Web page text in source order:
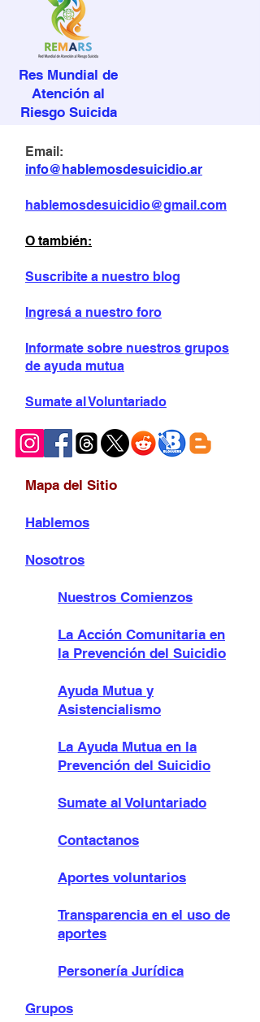
Res Mundial de
Atención al
Riesgo Suicida
Email:
info@hablemosdesuicidio.ar
hablemosdesuicidio@gmail.com
O también:
Suscribite a nuestro blog
Ingresá a nuestro foro
Informate sobre nuestros grupos
de ayuda mutua
Sumate al Voluntariado
Mapa del Sitio
Hablemos
Nosotros
Nuestros Comienzos
La Acción Comunitaria en
la Prevención del Suicidio
Ayuda Mutua y
Asistencialismo
La Ayuda Mutua en la
Prevención del Suicidio
Sumate al Voluntariado
Contactanos
Aportes voluntarios
Transparencia en el uso de
aportes
Personería Jurídica
Grupos